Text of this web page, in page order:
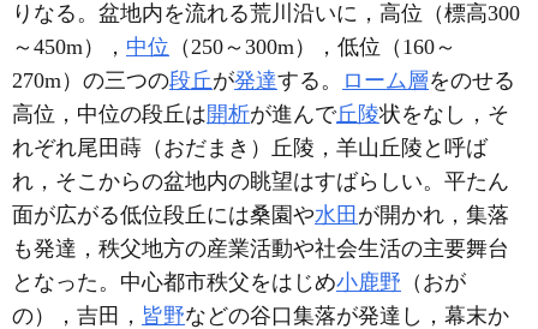
りなる。盆地内を流れる荒川沿いに，高位（標高300
～450m）， 中位 （250～300m），低位（160～
270m）の三つの段丘が発達する。 ローム層をのせる
高位，中位の段丘は開析が進んで丘陵状をなし，そ
れぞれ尾田蒔（おだまき）丘陵，羊山丘陵と呼ば
れ，そこからの盆地内の眺望はすばらしい。平たん
面が広がる低位段丘には桑園や水田 が開かれ，集落
も発達，秩父地方の産業活動や社会生活の主要舞台
となった。中心都市秩父をはじめ小鹿野 （おが
の），吉田， 皆野などの谷口集落が発達し，幕末か